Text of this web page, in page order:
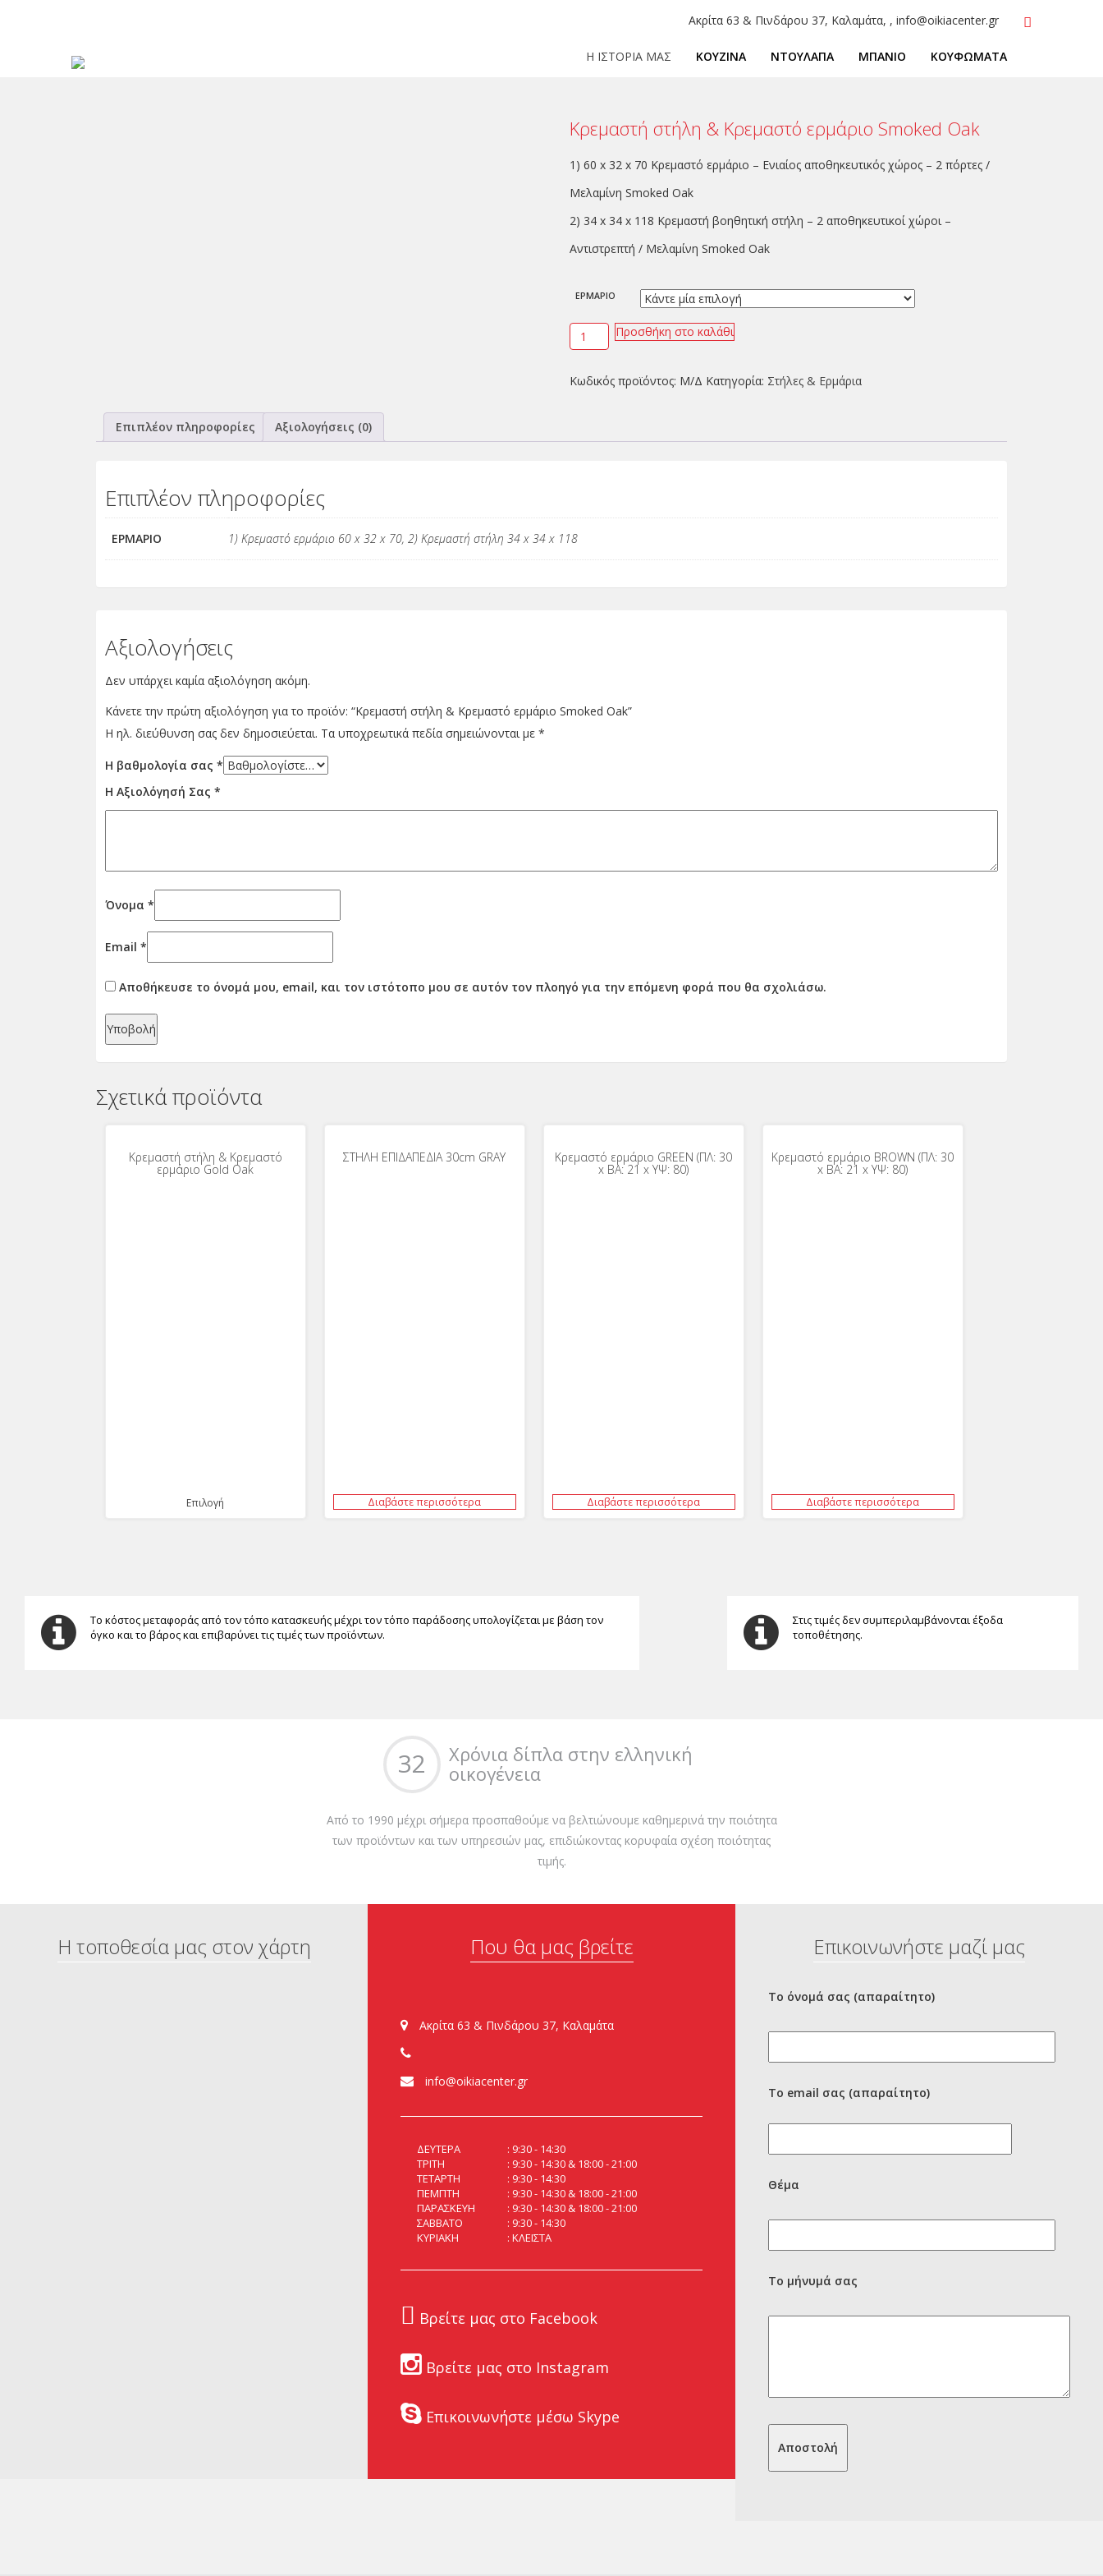
Ακρίτα 63 & Πινδάρου 37, Καλαμάτα, , info@oikiacenter.gr
Η ΙΣΤΟΡΙΑ ΜΑΣ ΚΟΥΖΙΝΑ ΝΤΟΥΛΑΠΑ ΜΠΑΝΙΟ ΚΟΥΦΩΜΑΤΑ
Κρεμαστή στήλη & Κρεμαστό ερμάριο Smoked Oak
1)60 x 32 x 70 Κρεμαστό ερμάριο – Ενιαίος αποθηκευτικός χώρος – 2 πόρτες /
ΜελαμίνηSmoked Oak
2) 34 x 34 x 118 Κρεμαστή βοηθητική στήλη – 2 αποθηκευτικοί χώροι –
Αντιστρεπτή / ΜελαμίνηSmoked Oak
ΕΡΜΑΡΙΟ
Προσθήκη στο καλάθι
Κωδικός προϊόντος: Μ/Δ Κατηγορία: Στήλες & Ερμάρια
Επιπλέον πληροφορίες Αξιολογήσεις (0)
Επιπλέον πληροφορίες
ΕΡΜΑΡΙΟ 1) Κρεμαστό ερμάριο 60 x 32 x 70, 2) Κρεμαστή στήλη 34 x 34 x 118
Αξιολογήσεις
Δεν υπάρχει καμία αξιολόγηση ακόμη.
Κάνετε την πρώτη αξιολόγηση για το προϊόν: “Κρεμαστή στήλη & Κρεμαστό ερμάριο Smoked Oak”
Η ηλ. διεύθυνση σας δεν δημοσιεύεται. Τα υποχρεωτικά πεδία σημειώνονται με *
Η βαθμολογία σας *
Η Αξιολόγησή Σας *
Όνομα *
Email *
Αποθήκευσε το όνομά μου, email, και τον ιστότοπο μου σε αυτόν τον πλοηγό για την επόμενη φορά που θα σχολιάσω.
Σχετικά προϊόντα
Κρεμαστή στήλη & Κρεμαστό
ερμάριο Gold Oak
Επιλογή
ΣΤΗΛΗ ΕΠΙΔΑΠΕΔΙΑ 30cm GRAY
Διαβάστε περισσότερα
Κρεμαστό ερμάριο GREEN (ΠΛ: 30
x ΒΑ: 21 x ΥΨ: 80)
Διαβάστε περισσότερα
Κρεμαστό ερμάριο BROWN (ΠΛ: 30
x ΒΑ: 21 x ΥΨ: 80)
Διαβάστε περισσότερα
Το κόστος μεταφοράς από τον τόπο κατασκευής μέχρι τον τόπο παράδοσης υπολογίζεται με βάση τον
όγκο και το βάρος και επιβαρύνει τις τιμές των προϊόντων.
Στις τιμές δεν συμπεριλαμβάνονται έξοδα
τοποθέτησης.
32
Χρόνια δίπλα στην ελληνική
οικογένεια
Από το 1990 μέχρι σήμερα προσπαθούμε να βελτιώνουμε καθημερινά την ποιότητα
των προϊόντων και των υπηρεσιών μας, επιδιώκοντας κορυφαία σχέση ποιότητας
τιμής.
Η τοποθεσία μας στον χάρτη Που θα μας βρείτε
Ακρίτα 63 & Πινδάρου 37, Καλαμάτα
info@oikiacenter.gr
ΔΕΥΤΕΡΑ
9:30 - 14:30
ΤΡΙΤΗ
9:30 - 14:30 & 18:00 - 21:00
ΤΕΤΑΡΤΗ
9:30 - 14:30
ΠΕΜΠΤΗ
9:30 - 14:30 & 18:00 - 21:00
ΠΑΡΑΣΚΕΥΗ
9:30 - 14:30 & 18:00 - 21:00
ΣΑΒΒΑΤΟ
9:30 - 14:30
ΚΥΡΙΑΚΗ
ΚΛΕΙΣΤΑ
Βρείτε μας στο Facebook
Βρείτε μας στο Instagram
Επικοινωνήστε μέσω Skype
Επικοινωνήστε μαζί μας
Το όνομά σας (απαραίτητο)
Το email σας (απαραίτητο)
Θέμα
Το μήνυμά σας